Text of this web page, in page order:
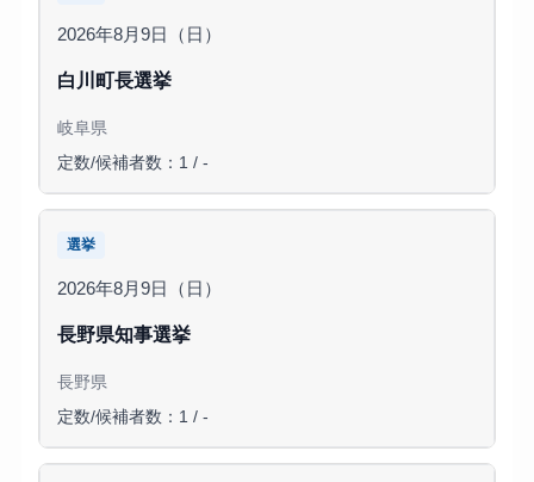
2026年8月9日（日）
白川町長選挙
岐阜県
定数/候補者数：1 / -
選挙
2026年8月9日（日）
長野県知事選挙
長野県
定数/候補者数：1 / -